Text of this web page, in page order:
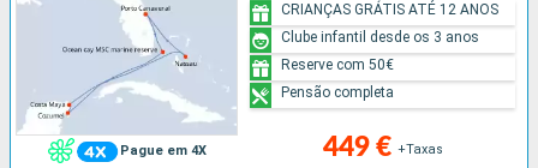
Pague em 4X 449 € +Taxas
CRIANÇAS GRÁTIS ATÉ 12 ANOS
Clube infantil desde os 3 anos
Reserve com 50€
Pensão completa